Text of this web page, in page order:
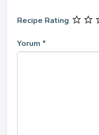
Recipe Rating
Yorum *